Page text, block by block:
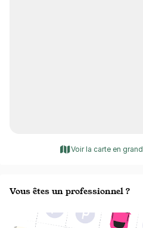
Voir la carte en grand
Vous êtes un professionnel ?